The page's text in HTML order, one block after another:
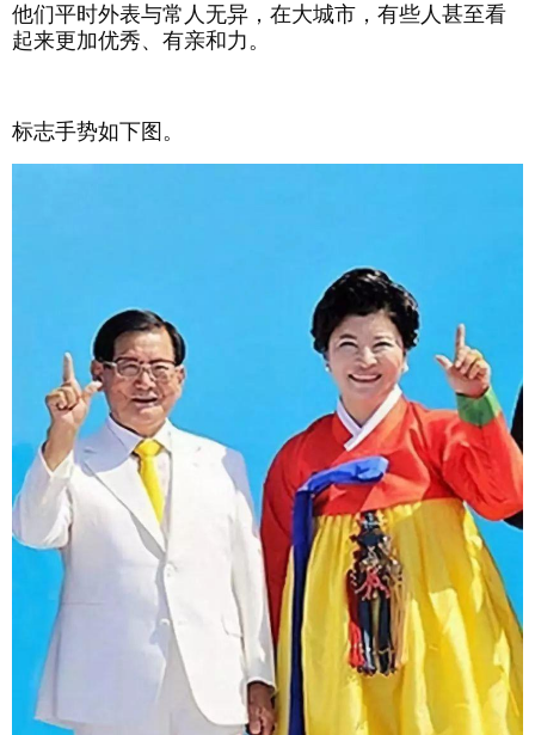
他们平时外表与常人无异，在大城市，有些人甚至看
起来更加优秀、有亲和力。
标志手势如下图 。